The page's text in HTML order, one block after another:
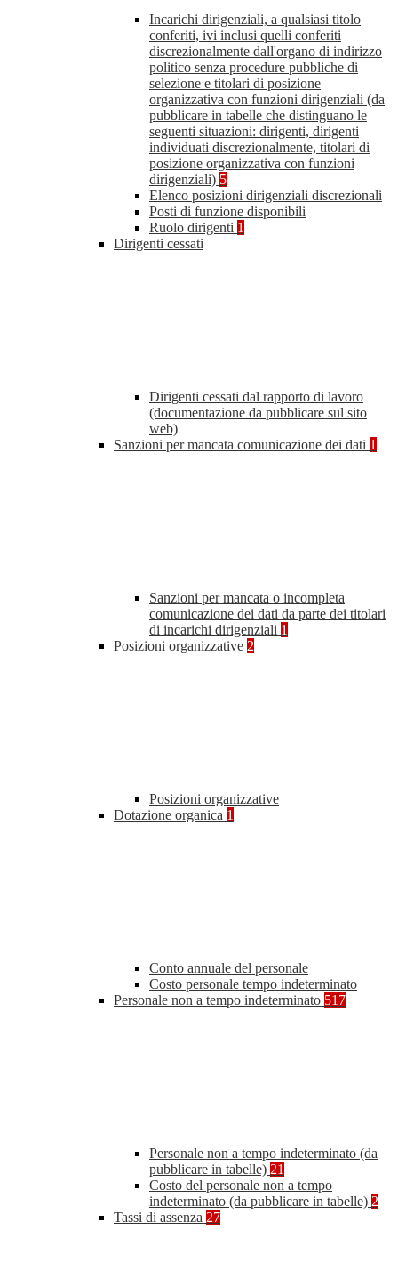
Incarichi dirigenziali, a qualsiasi titolo
conferiti, ivi inclusi quelli conferiti
discrezionalmente dall'organo di indirizzo
politico senza procedure pubbliche di
selezione e titolari di posizione
organizzativa con funzioni dirigenziali (da
pubblicare in tabelle che distinguano le
seguenti situazioni: dirigenti, dirigenti
individuati discrezionalmente, titolari di
posizione organizzativa con funzioni
dirigenziali) 5
Elenco posizioni dirigenziali discrezionali
Posti di funzione disponibili
Ruolo dirigenti 1
Dirigenti cessati
Dirigenti cessati dal rapporto di lavoro
(documentazione da pubblicare sul sito
web)
Sanzioni per mancata comunicazione dei dati 1
Sanzioni per mancata o incompleta
comunicazione dei dati da parte dei titolari
di incarichi dirigenziali 1
Posizioni organizzative 2
Posizioni organizzative
Dotazione organica 1
Conto annuale del personale
Costo personale tempo indeterminato
Personale non a tempo indeterminato 517
Personale non a tempo indeterminato (da
pubblicare in tabelle) 21
Costo del personale non a tempo
indeterminato (da pubblicare in tabelle) 2
Tassi di assenza 27